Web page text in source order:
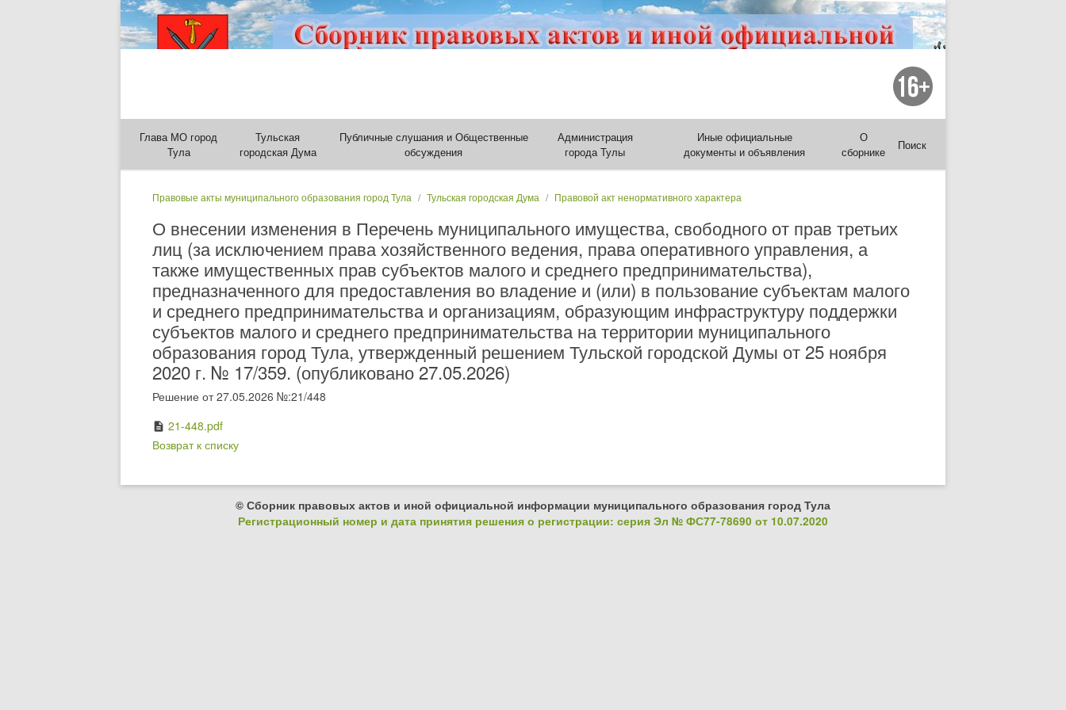
Глава МО город
Тула
Тульская
городская Дума
Публичные слушания и Общественные
обсуждения
Администрация
города Тулы
Иные официальные
документы и объявления
О
сборнике
Поиск
Правовые акты муниципального образования город Тула Тульская городская Дума Правовой акт ненормативного характера
О внесении изменения в Перечень муниципального имущества, свободного от прав третьих
лиц (за исключением права хозяйственного ведения, права оперативного управления, а
также имущественных прав субъектов малого и среднего предпринимательства),
предназначенного для предоставления во владение и (или) в пользование субъектам малого
и среднего предпринимательства и организациям, образующим инфраструктуру поддержки
субъектов малого и среднего предпринимательства на территории муниципального
образования город Тула, утвержденный решением Тульской городской Думы от 25 ноября
2020 г. № 17/359. (опубликовано 27.05.2026)
Решение от 27.05.2026 №:21/448
description 21-448.pdf
Возврат к списку
© Сборник правовых актов и иной официальной информации муниципального образования город Тула
Регистрационный номер и дата принятия решения о регистрации: серия Эл № ФС77-78690 от 10.07.2020